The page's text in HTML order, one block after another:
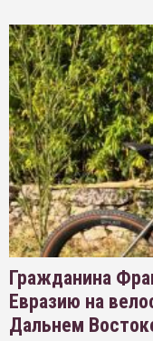
Гражданина
Евразию на
Дальнем